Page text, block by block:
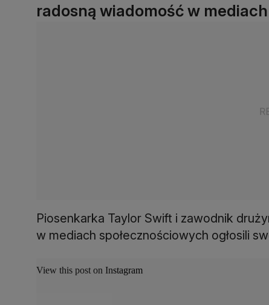
radosną wiadomość w
Piosenkarka Taylor Swift i zawodnik
w mediach społecznościowych ogłosili
View this post on Instagram